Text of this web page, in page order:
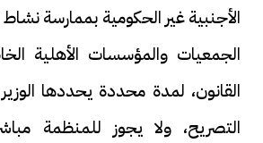
الأجنبية غير الحكومية بممارسة
الجمعيات والمؤسسات الأهلية
القانون، لمدة محددة يحددها
التصريح، ولا يجوز للمنظمة